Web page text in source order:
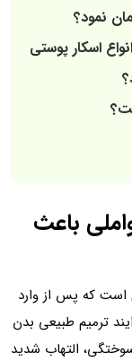
نمود؟
اسکار پوستی
باعث
است که پس از وارد
ترمیم طبیعی بدن
التهاب شدید